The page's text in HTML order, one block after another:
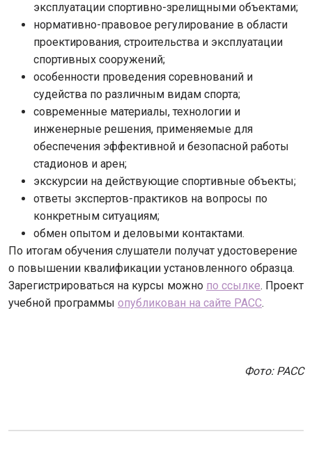
эксплуатации спортивно-зрелищными объектами;
нормативно-правовое регулирование в области
проектирования, строительства и эксплуатации
спортивных сооружений;
особенности проведения соревнований и
судейства по различным видам спорта;
современные материалы, технологии и
инженерные решения, применяемые для
обеспечения эффективной и безопасной работы
стадионов и арен;
экскурсии на действующие спортивные объекты;
ответы экспертов-практиков на вопросы по
конкретным ситуациям;
обмен опытом и деловыми контактами.
По итогам обучения слушатели получат удостоверение
о повышении квалификации установленного образца.
Зарегистрироваться на курсы можно по ссылке. Проект
учебной программы опубликован на сайте РАСС.
Фото: РАСС